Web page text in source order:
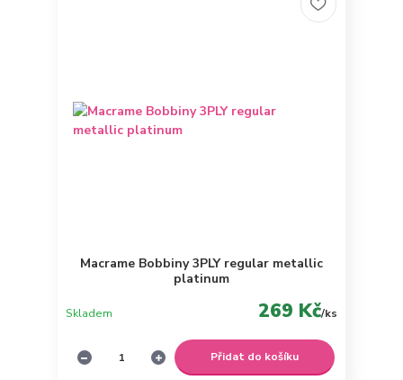
Macrame Bobbiny 3PLY regular metallic
platinum
269 Kč/ks
Skladem
Přidat do košíku